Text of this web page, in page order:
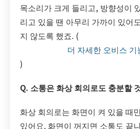
목소리가 크게 들리고, 방향성이
리고 있을 땐 아무리 가까이 있어
지 않도록 했죠. (
더 자세한 오비스 기
)
Q. 소통은 화상 회의로도 충분할
화상 회의로는 화면이 켜 있을 때
있어요. 화면이 꺼지면 소통도 끝